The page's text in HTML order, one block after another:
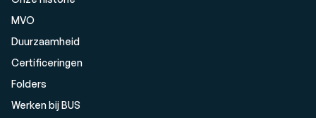
MVO
Duurzaamheid
Certificeringen
Folders
Werken bij BUS